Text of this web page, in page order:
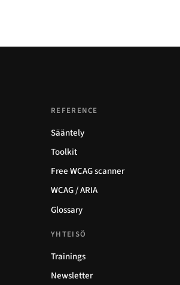
REFERENCE
Sääntely
Toolkit
Free WCAG scanner
WCAG / ARIA
Glossary
YHTEISÖ
Trainings
Newsletter